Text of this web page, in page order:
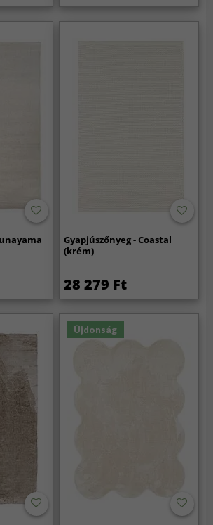
Gyapjúszőnyeg - Coastal
(krém)
28 279 Ft
Újdonság